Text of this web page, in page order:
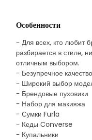
Особенности
- Для всех, кто любит
разбирается в стиле,
отличным выбором.
- Безупречное
- Широкий выбор
- Брендовые пуховики
- Набор для макияжа
- Сумки Furla
- Кеды Converse
- Купальники